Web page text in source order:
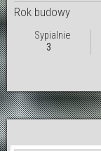
Rok budowy
Sypialnie
3